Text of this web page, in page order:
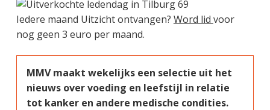
Iedere maand Uitzicht ontvangen? Word lid voor
nog geen 3 euro per maand.
MMV maakt wekelijks een selectie uit het
nieuws over voeding en leefstijl in relatie
tot kanker en andere medische condities.